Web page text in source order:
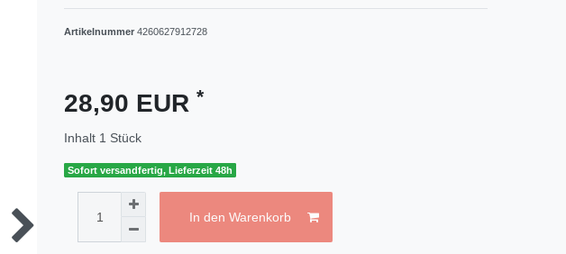
Artikelnummer 4260627912728
28,90 EUR *
Inhalt 1 Stück
Sofort versandfertig, Lieferzeit 48h
In den Warenkorb